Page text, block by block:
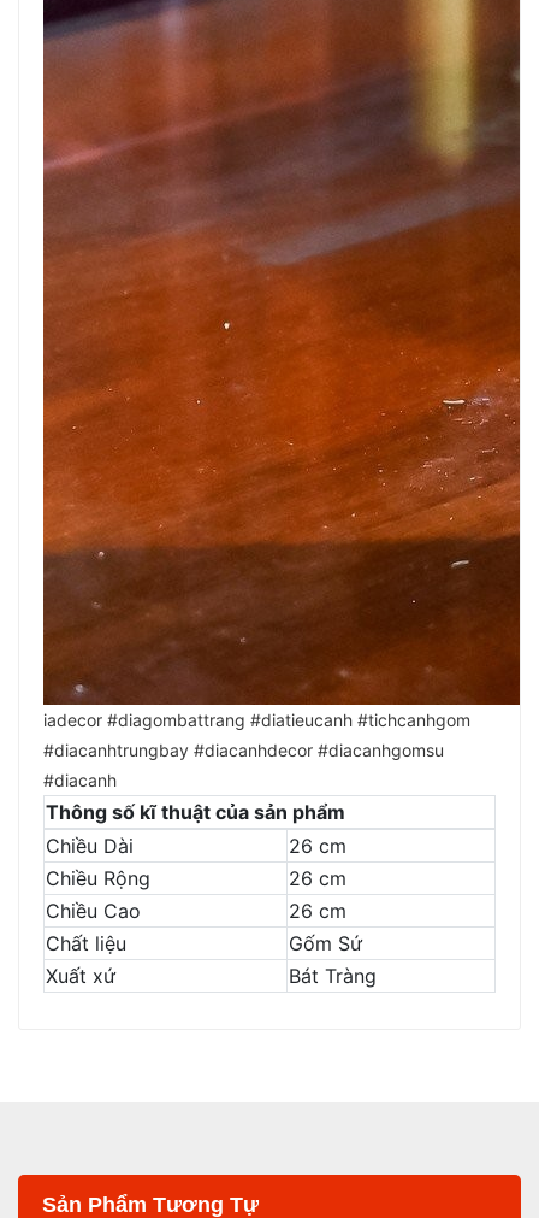
iadecor #diagombattrang #diatieucanh #tichcanhgom
#diacanhtrungbay #diacanhdecor #diacanhgomsu
#diacanh
Thông số kĩ thuật của sản phẩm
Chiều Dài
26 cm
Chiều Rộng
26 cm
Chiều Cao
26 cm
Chất liệu
Gốm Sứ
Xuất xứ
Bát Tràng
Sản Phẩm Tương Tự